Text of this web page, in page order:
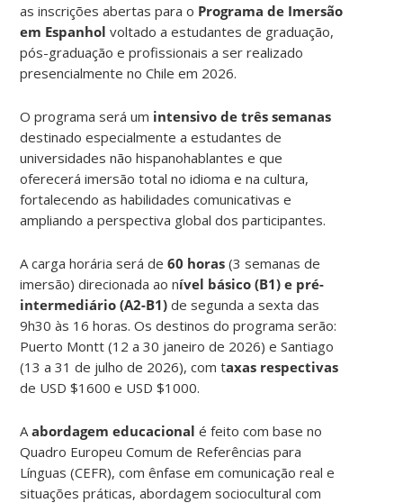
as inscrições abertas para o Programa de Imersão
em Espanholvoltado a estudantes de graduação,
pós-graduação e profissionais a ser realizado
presencialmente no Chile em 2026.
O programa será um intensivo de três semanas
destinado especialmente a estudantes de
universidades não hispanohablantes e que
oferecerá imersão total no idioma e na cultura,
fortalecendo as habilidades comunicativas e
ampliando a perspectiva global dos participantes.
A carga horária será de60 horas(3 semanas de
imersão) direcionada ao nível básico (B1) e pré-
intermediário (A2-B1)de segunda a sexta das
9h30 às 16 horas. Os destinos do programa serão:
Puerto Montt (12 a 30 janeiro de 2026) e Santiago
(13 a 31 de julho de 2026), com taxas respectivas
de USD $1600 e USD $1000.
Aabordagem educacionalé feito com base no
Quadro Europeu Comum de Referências para
Línguas (CEFR), com ênfase em comunicação real e
situações práticas, abordagem sociocultural com